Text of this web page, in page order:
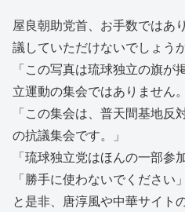
屋良朝助党首、お手数ではあ
議していただけないでしょうか
「この写真は琉球独立の旗
立運動の集会ではありません。
「この集会は、普天間基地
の抗議集会です。」
「琉球独立党はほんの一部参
「勝手に使わないでください」
と是非、唐淳風や中華サイト